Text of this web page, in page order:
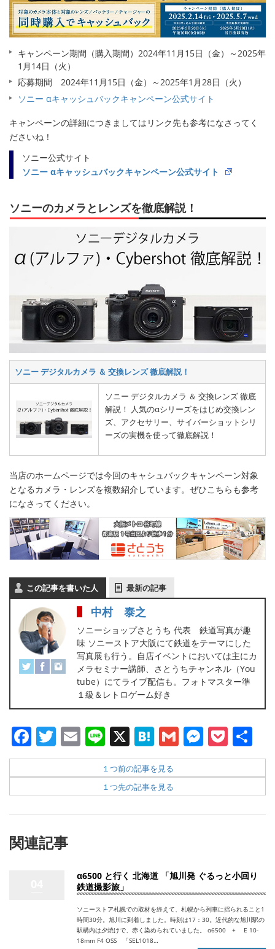
キャンペーン期間（購入期間）2024年11月15日（金）～2025年
1月14日（火）
応募期間 2024年11月15日（金）～2025年1月28日（火）
ソニー αキャッシュバックキャンペーン公式サイト
キャンペーンの詳細につきましてはリンク先も参考になさってく
ださいね！
ソニー公式サイト
ソニー αキャッシュバックキャンペーン公式サイト
ソニーのカメラとレンズを徹底解説！
ソニー デジタルカメラ ＆ 交換レンズ 徹底解説！
ソニー デジタルカメラ ＆ 交換レンズ 徹底
解説！ 人気のαシリーズをはじめ交換レン
ズ、アクセサリー、サイバーショットシリ
ーズの実機を使って徹底解説！
当店のホームページでは今回のキャシュバックキャンペーン対象
となるカメラ・レンズを複数紹介しています。ぜひこちらも参考
になさってください。
この記事を書いた人 最新の記事
中村 泰之
ソニーショップさとうち 代表 鉄道写真が趣
味 ソニーストア大阪にて鉄道をテーマにした
写真展も行う。自店イベントにおいては主にカ
メラセミナー講師、さとうちチャンネル（You
tube）にてライブ配信も。フォトマスター準
１級＆レトロゲーム好き
Facebook
Twitter
Email
Line
X Hatena
Gmail
有
１つ前の記事を見る
１つ先の記事を見る
関連記事
α6500 と行く 北海道 「旭川発 ぐるっと小回り
鉄道撮影旅」
ソニーストア札幌での取材を終えて、札幌から列車に揺られること1
時間30分。旭川に到着しました。時刻は17：30。近代的な旭川駅の
駅構内は夕焼けで、赤く染められていました。 α6500 + E 10-
18mm F4 OSS 「SEL1018…